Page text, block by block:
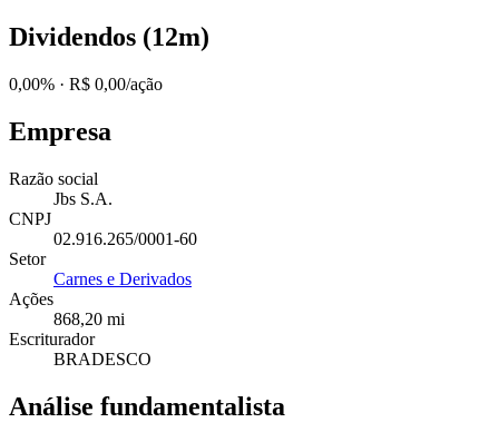
Dividendos (12m)
0,00% · R$ 0,00/ação
Empresa
Razão social
Jbs S.A.
CNPJ
02.916.265/0001-60
Setor
Carnes e Derivados
Ações
868,20 mi
Escriturador
BRADESCO
Análise fundamentalista